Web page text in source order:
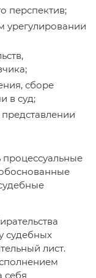
перспектив;
урегулировании
сборе
в суд;
судебных
лист.
себя